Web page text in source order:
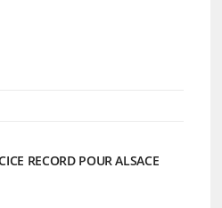
RECORD POUR ALSACE